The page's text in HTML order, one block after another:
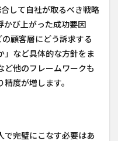
して自社が取るべき戦略
かび上がった成功要因
の顧客層にどう訴求する
」など具体的な方針をま
ど他のフレームワークも
度が増します。
で完璧にこなす必要はあ